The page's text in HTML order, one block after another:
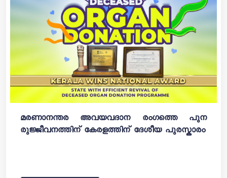
മരണാനന്തര അവയവദാന രംഗത്തെ പുന
രുജ്ജീവനത്തിന് കേരളത്തിന് ദേശീയ പുരസ്കാരം